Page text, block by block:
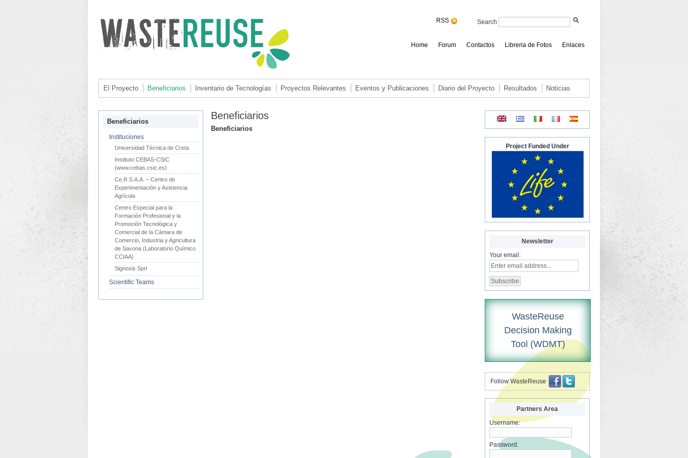
RSS Search
Home Forum Contactos Libreria de Fotos Enlaces
El Proyecto Beneficiarios Inventario de Tecnologías Proyectos Relevantes Eventos y Publicaciones Diario del Proyecto Resultados Noticias
Beneficiarios
Instituciones
Universidad Técnica de Creta
Instituto CEBAS-CSIC
(www.cebas.csic.es)
Ce.R.S.A.A. – Centro de
Experimentación y Asistencia
Agrícola
Centro Especial para la
Formación Profesional y la
Promoción Tecnológica y
Comercial de la Cámara de
Comercio, Industria y Agricultura
de Savona (Laboratorio Químico
CCIAA)
Signosis Sprl
Scientific Teams
Beneficiarios
Beneficiarios
Project Funded Under
Newsletter
Your email:
WasteReuse
Decision Making
Tool (WDMT)
Follow WasteReuse
Partners Area
Username:
Password: